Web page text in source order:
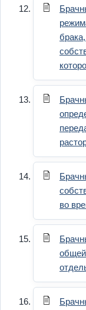
во
общей